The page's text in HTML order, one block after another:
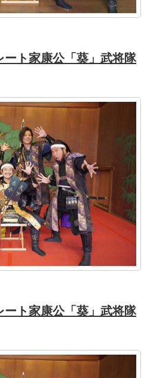
ート家康公「葵」武将隊
ート家康公「葵」武将隊